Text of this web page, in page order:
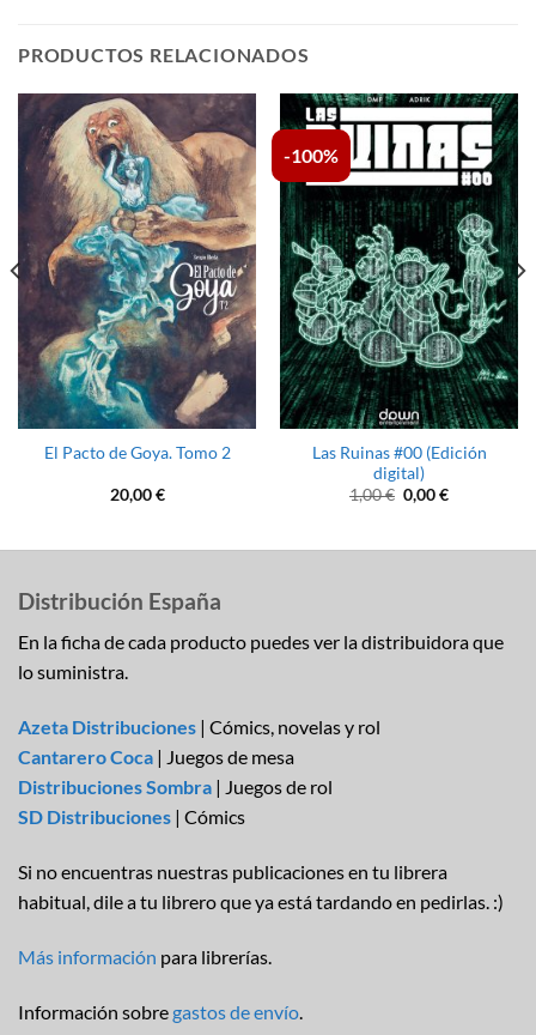
PRODUCTOS RELACIONADOS
El Pacto de Goya. Tomo 2
20,00€
-100%
Las Ruinas #00 (Edición
digital)
1,00€ El
precio
1,00 €.
0,00€El
0,00 €.
Distribución España
En la ficha de cada producto puedes ver la distribuidora que
lo suministra.
Azeta Distribuciones | Cómics, novelas y rol
Cantarero Coca | Juegos de mesa
Distribuciones Sombra | Juegos de rol
SD Distribuciones | Cómics
Si no encuentras nuestras publicaciones en tu librera
habitual, dile a tu librero que ya está tardando en pedirlas. :)
Más información para librerías.
Información sobregastos de envío